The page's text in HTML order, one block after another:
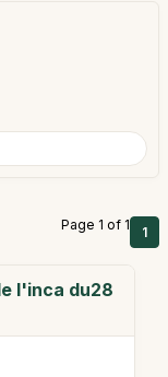
Page 1 of 1 1
l'inca du28